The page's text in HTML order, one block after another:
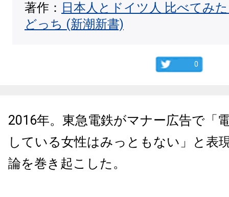
著作： 日本人とドイツ人 比べてみ
どっち (新潮新書)
0
2016年。東急電鉄がマナー広告で「
している女性はみっともない」と表
論を巻き起こした。